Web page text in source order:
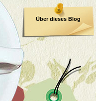
Über dieses Blog